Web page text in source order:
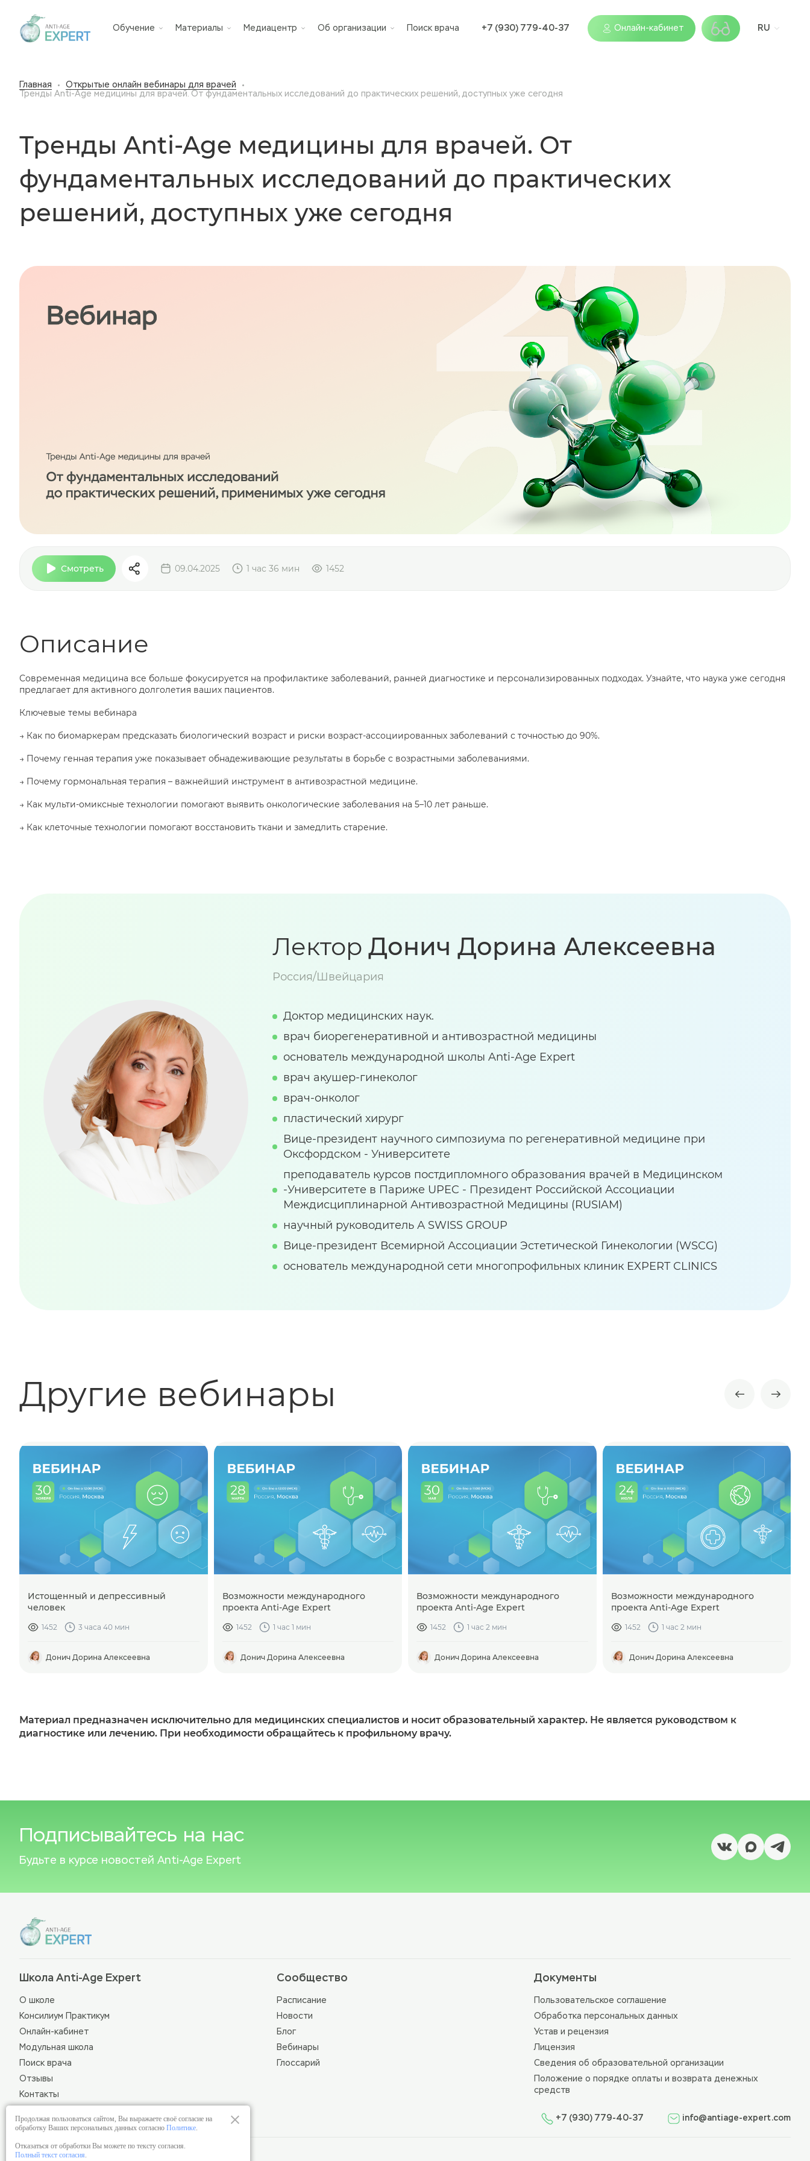
Обучение Материалы Медиацентр Об организации Поиск врача +7 (930) 779-40-37 Онлайн-кабинет RU
Главная
Открытые онлайн вебинары для врачей
Тренды Anti-Age медицины для врачей. От фундаментальных исследований до практических решений, доступных уже сегодня
Тренды Anti-Age медицины для врачей. От
фундаментальных исследований до практических
решений, доступных уже сегодня
Смотреть 09.04.2025 1 час 36 мин 1452
Описание
Современная медицина все больше фокусируется на профилактике заболеваний, ранней диагностике и персонализированных подходах. Узнайте, что наука уже сегодня
предлагает для активного долголетия ваших пациентов.
Ключевые темы вебинара
→ Как по биомаркерам предсказать биологический возраст и риски возраст-ассоциированных заболеваний с точностью до 90%.
→ Почему генная терапия уже показывает обнадеживающие результаты в борьбе с возрастными заболеваниями.
→ Почему гормональная терапия – важнейший инструмент в антивозрастной медицине.
→ Как мульти-омиксные технологии помогают выявить онкологические заболевания на 5–10 лет раньше.
→ Как клеточные технологии помогают восстановить ткани и замедлить старение.
Лектор Донич Дорина Алексеевна
Россия/Швейцария
Доктор медицинских наук.
врач биорегенеративной и антивозрастной медицины
основатель международной школы Anti-Age Expert
врач акушер-гинеколог
врач-онколог
пластический хирург
Вице-президент научного симпозиума по регенеративной медицине при
Оксфордском - Университете
преподаватель курсов постдипломного образования врачей в Медицинском
-Университете в Париже UPEC - Президент Российской Ассоциации
Междисциплинарной Антивозрастной Медицины (RUSIAM)
научный руководитель А SWISS GROUP
Вице-президент Всемирной Ассоциации Эстетической Гинекологии (WSCG)
основатель международной сети многопрофильных клиник EXPERT CLINICS
Другие вебинары
Истощенный и депрессивный
человек
1452 3 часа 40 мин
Донич Дорина Алексеевна
Возможности международного
проекта Anti-Age Expert
1452 1 час 1 мин
Донич Дорина Алексеевна
Возможности международного
проекта Anti-Age Expert
1452 1 час 2 мин
Донич Дорина Алексеевна
Возможности международного
проекта Anti-Age Expert
1452 1 час 2 мин
Донич Дорина Алексеевна
Материал предназначен исключительно для медицинских специалистов и носит образовательный характер. Не является руководством к
диагностике или лечению. При необходимости обращайтесь к профильному врачу.
Подписывайтесь на нас
Будьте в курсе новостей Anti-Age Expert
Школа Anti-Age Expert
О школе
Консилиум Практикум
Онлайн-кабинет
Модульная школа
Поиск врача
Отзывы
Контакты
Сообщество
Расписание
Новости
Блог
Вебинары
Глоссарий
Документы
Пользовательское соглашение
Обработка персональных данных
Устав и рецензия
Лицензия
Сведения об образовательной организации
Положение о порядке оплаты и возврата денежных
средств
Москва, ул. Староволынская, 12 к1 +7 (930) 779-40-37 info@antiage-expert.com
Лицензия на образовательную деятельность
Продолжая пользоваться сайтом, Вы выражаете своё согласие на
обработку Ваших персональных данных согласно Политике.
Отказаться от обработки Вы можете по тексту согласия.
Полный текст согласия.